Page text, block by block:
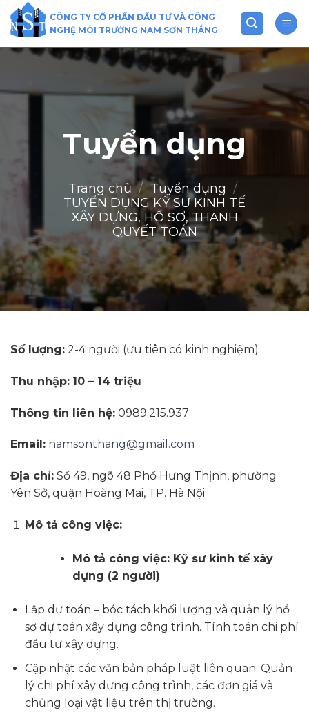
Skip
CÔNG TY CỔ PHẦN ĐẦU TƯ VÀ CÔNG
NGHỆ MÔI TRƯỜNG NAM SƠN THẮNG
Tuyển dụng
Trang chủ / Tuyển dụng /
TUYỂN DỤNG KỸ SƯ KINH TẾ
XÂY DỰNG, HỒ SƠ, THANH
QUYẾT TOÁN
Số lượng: 2-4 người (ưu tiên có kinh nghiệm)
Thu nhập: 10 – 14 triệu
Thông tin liên hệ: 0989.215.937
Email: namsonthang@gmail.com
Địa chỉ: Số 49, ngõ 48 Phố Hưng Thịnh, phường
Yên Sở, quận Hoàng Mai, TP. Hà Nội
Mô tả công việc:
Mô tả công việc: Kỹ sư kinh tế xây
dựng (2 người)
Lập dự toán – bóc tách khối lượng và quản lý hồ
sơ dự toán xây dựng công trình. Tính toán chi phí
đầu tư xây dựng.
Cập nhật các văn bản pháp luật liên quan. Quản
lý chi phí xây dựng công trình, các đơn giá và
chủng loại vật liệu trên thị trường.